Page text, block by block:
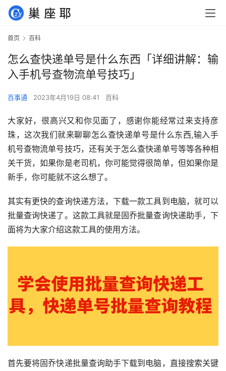
首页 百科
怎么查快递单号是什么东西「详细讲解：输
入手机号查物流单号技巧」
百事通 2023年4月19日 08:41 百科
大家好，很高兴又和你见面了，感谢你能经常过来支持彦
珠，这次我们就来聊聊怎么查快递单号是什么东西,输入手
机号查物流单号技巧，还有关于怎么查快递单号等等各种相
关干货，如果你是老司机，你可能觉得很简单，但如果你是
新手，你可能就不这么想了。
其实有更快的查询快递方法，下载一款工具到电脑，就可以
批量查询快递了。 这款工具就是固乔批量查询快递助手，下
面将为大家介绍这款工具的使用方法。
首先要将固乔快递批量查询助手下载到电脑，直接搜索关键